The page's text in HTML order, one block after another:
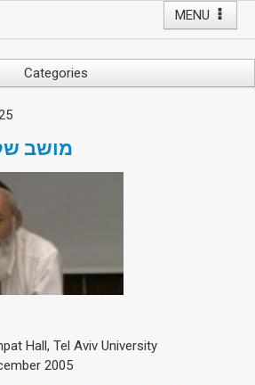
MENU
Categories
מושב
Hall, Tel Aviv University
2005